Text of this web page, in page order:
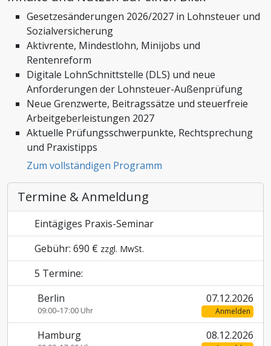
Zoll und Außenhandel
Gesetzesänderungen 2026/2027 in Lohnsteuer und
Sozialversicherung
Aktivrente, Mindestlohn, Minijobs und
Rentenreform
Digitale LohnSchnittstelle (DLS) und neue
Anforderungen der Lohnsteuer-Außenprüfung
Neue Grenzwerte, Beitragssätze und steuerfreie
Arbeitgeberleistungen 2027
Aktuelle Prüfungsschwerpunkte, Rechtsprechung
und Praxistipps
Zum vollständigen Programm
Termine & Anmeldung
Eintägiges Praxis-Seminar
Gebühr: 690 € zzgl. MwSt.
5 Termine:
Berlin
09:00–17:00 Uhr
07.12.2026
Anmelden
Hamburg 08.12.2026